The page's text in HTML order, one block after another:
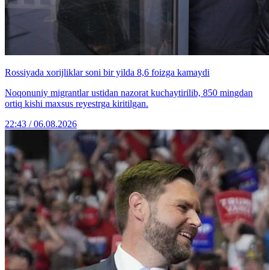
Rossiyada xorijliklar soni bir yilda 8,6 foizga kamaydi
Noqonuniy migrantlar ustidan nazorat kuchaytirilib, 850 mingdan
ortiq kishi maxsus reyestrga kiritilgan.
22:43 / 06.08.2026